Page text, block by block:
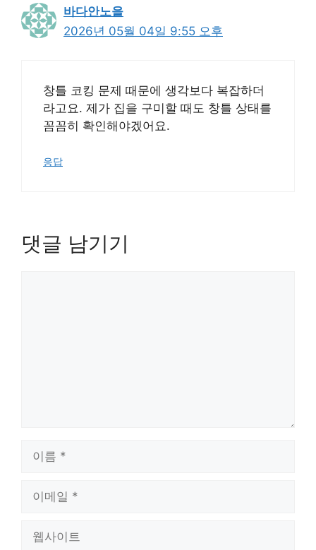
바다안노을
2026년 05월 04일 9:55 오후
창틀 코킹 문제 때문에 생각보다 복잡하더
라고요. 제가 집을 구미할 때도 창틀 상태를
꼼꼼히 확인해야겠어요.
응답
댓글 남기기